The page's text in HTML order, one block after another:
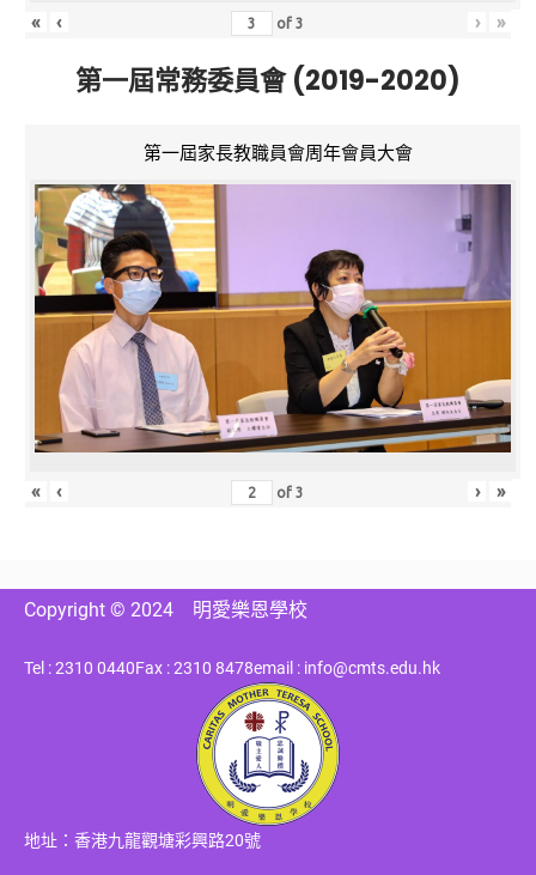
« ‹ of3 › »
第一屆常務委員會 (2019-2020)
第一屆家長教職員會周年會員大會
« ‹ of3 › »
Copyright © 2024 明愛樂恩學校
Tel : 2310 0440Fax : 2310 8478email : info@cmts.edu.hk
地址：香港九龍觀塘彩興路20號